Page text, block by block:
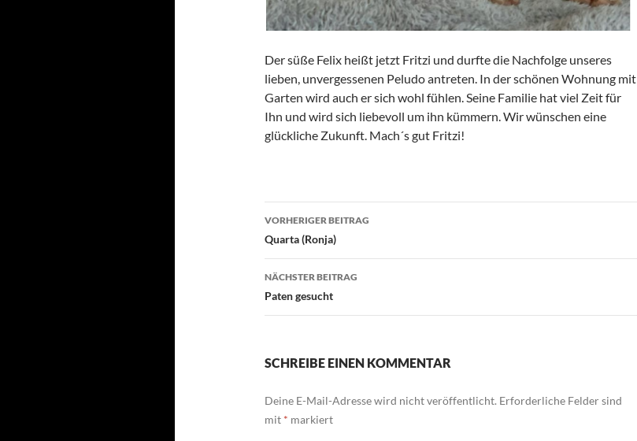
Der süße Felix heißt jetzt Fritzi und durfte die Nachfolge unseres
lieben, unvergessenen Peludo antreten. In der schönen Wohnung mit
Garten wird auch er sich wohl fühlen. Seine Familie hat viel Zeit für
Ihn und wird sich liebevoll um ihn kümmern. Wir wünschen eine
glückliche Zukunft. Mach´s gut Fritzi!
Beitragsnavigation
VORHERIGER BEITRAG
Quarta (Ronja)
NÄCHSTER BEITRAG
Paten gesucht
SCHREIBE EINEN KOMMENTAR
Deine E-Mail-Adresse wird nicht veröffentlicht. Erforderliche Felder sind
mit * markiert